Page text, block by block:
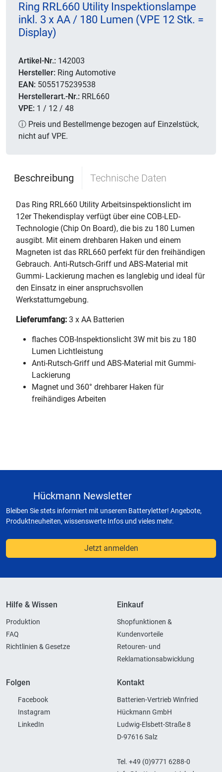
Ring RRL660 Utility Inspektionslampe
inkl. 3 x AA / 180 Lumen (VPE 12 Stk. =
Display)
Artikel-Nr.: 142003
Hersteller: Ring Automotive
EAN: 5055175239538
Herstellerart.-Nr.: RRL660
VPE: 1 / 12 / 48
ⓘ Preis und Bestellmenge bezogen auf Einzelstück,
nicht auf VPE.
Beschreibung Technische Daten
Das Ring RRL660 Utility Arbeitsinspektionslicht im
12er Thekendisplay verfügt über eine COB-LED-
Technologie (Chip On Board), die bis zu 180 Lumen
ausgibt. Mit einem drehbaren Haken und einem
Magneten ist das RRL660 perfekt für den freihändigen
Gebrauch. Anti-Rutsch-Griff und ABS-Material mit
Gummi- Lackierung machen es langlebig und ideal für
den Einsatz in einer anspruchsvollen
Werkstattumgebung.
Lieferumfang: 3 x AA Batterien
flaches COB-Inspektionslicht 3W mit bis zu 180
Lumen Lichtleistung
Anti-Rutsch-Griff und ABS-Material mit Gummi-
Lackierung
Magnet und 360° drehbarer Haken für
freihändiges Arbeiten
Hückmann Newsletter
Bleiben Sie stets informiert mit unserem Batteryletter! Angebote,
Produktneuheiten, wissenswerte Infos und vieles mehr.
Jetzt anmelden
Hilfe & Wissen
Produktion
FAQ
Richtlinien & Gesetze
Einkauf
Shopfunktionen &
Kundenvorteile
Retouren- und
Reklamationsabwicklung
Folgen
Facebook
Instagram
LinkedIn
Kontakt
Batterien-Vertrieb Winfried
Hückmann GmbH
Ludwig-Elsbett-Straße 8
D-97616 Salz
Tel. +49 (0)9771 6288-0